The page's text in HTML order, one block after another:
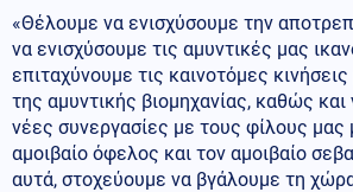
«Θέλουμε να ενισχύσουμε την
να ενισχύσουμε τις αμυντικές μας
επιταχύνουμε τις καινοτόμες
της αμυντικής βιομηχανίας, καθώς
νέες συνεργασίες με τους φίλους μας
αμοιβαίο όφελος και τον αμοιβαίο
αυτά, στοχεύουμε να βγάλουμε τη